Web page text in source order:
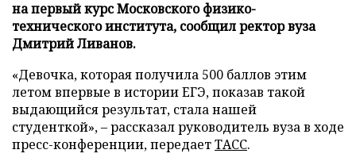
на первый курс Московского физико-
технического института, сообщил ректор вуза
Дмитрий Ливанов.
«Девочка, которая получила 500 баллов этим
летом впервые в истории ЕГЭ, показав такой
выдающийся результат, стала нашей
студенткой», – рассказал руководитель вуза в ходе
пресс-конференции, передаетТАСС.